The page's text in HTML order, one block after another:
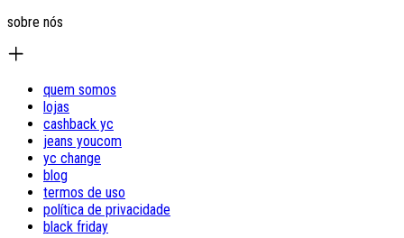
sobre nós
quem somos
lojas
cashback yc
jeans youcom
yc change
blog
termos de uso
política de privacidade
black friday